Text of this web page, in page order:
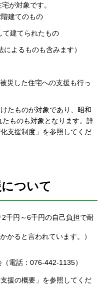
が対象です。
建てのもの
て建てられたもの
よるものも含みます）
災した住宅への支援も行っ
たものが対象であり、昭和
ものも対象となります。詳
支援制度」を参照してくだ
について
千円～6千円の自己負担で耐
かると言われています。）
電話：076-442-1135）
援の概要」を参照してくだ